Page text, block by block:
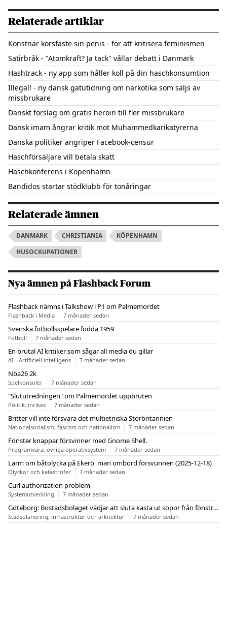
Relaterade artiklar
Konstnär korsfäste sin penis - för att kritisera feminismen
Satirbråk - "Atomkraft? Ja tack" vållar debatt i Danmark
Hashtrack - ny app som håller koll på din haschkonsumtion
Illegal! - ny dansk gatutidning om narkotika som säljs av
missbrukare
Danskt förslag om gratis heroin till fler missbrukare
Dansk imam ångrar kritik mot Muhammedkarikatyrerna
Danska politiker angriper Facebook-censur
Haschförsäljare vill betala skatt
Haschkonferens i Köpenhamn
Bandidos startar stödklubb för tonåringar
Relaterade ämnen
DANMARK CHRISTIANIA
KÖPENHAMN
HUSOCKUPATIONER
Nya ämnen på Flashback Forum
Flashback nämns i Talkshow i P1 om Palmemordet
Flashback i Media 7 månader sedan
Svenska fotbollsspelare födda 1959
Fotboll 7 månader sedan
En brutal AI kritiker som sågar all media du gillar
AI - Artificiell intelligens 7 månader sedan
Nba26 2k
Spelkonsoler 7 månader sedan
"Slututredningen" om Palmemordet uppbruten
Politik: inrikes 7 månader sedan
Britter vill inte försvara det multietniska Storbritannien
Nationalsocialism, fascism och nationalism 7 månader sedan
Fönster knappar försvinner med Gnome Shell.
Programvara: övriga operativsystem 7 månader sedan
Larm om båtolycka på Ekerö  man ombord försvunnen (2025-12-18)
Olyckor och katastrofer 7 månader sedan
Curl authorization problem
Systemutveckling 7 månader sedan
Göteborg: Bostadsbolaget vädjar att sluta kasta ut sopor från fönstren
Stadsplanering, infrastruktur och arkitektur 7 månader sedan